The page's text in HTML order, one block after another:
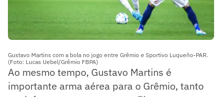
Gustavo Martins com a bola no jogo entre Grêmio e Sportivo Luqueño-PAR.
(Foto: Lucas Uebel/Grêmio FBPA)
Ao mesmo tempo, Gustavo Martins é
importante arma aérea para o Grêmio, tanto